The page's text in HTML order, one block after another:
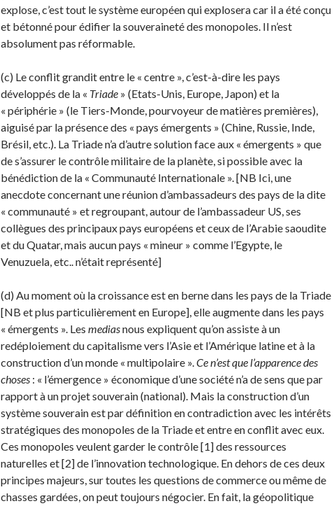
explose, c’est tout le système européen qui explosera car il a été conçu
et bétonné pour édifier la souveraineté des monopoles. Il n’est
absolument pas réformable.
(c) Le conflit grandit entre le « centre », c’est-à-dire les pays
développés de la « Triade » (Etats-Unis, Europe, Japon) et la
« périphérie » (le Tiers-Monde, pourvoyeur de matières premiè­res),
aiguisé par la présence des « pays émergents » (Chine, Russie, Inde,
Brésil, etc.). La Triade n’a d’autre solution face aux « émergents » que
de s’assurer le contrôle militaire de la planète, si possible avec la
bénédiction de la « Communauté Internationale ». [NB Ici, une
anecdote concer­nant une réunion d’ambassadeurs des pays de la dite
« communauté » et regroupant, autour de l’am­bassadeur US, ses
collègues des principaux pays européens et ceux de l’Arabie saoudite
et du Quatar, mais aucun pays « mineur » comme l’Egypte, le
Venuzuela, etc.. n’était représenté]
(d) Au moment où la croissance est en berne dans les pays de la Triade
[NB et plus parti­culièrement en Europe], elle augmente dans les pays
« émergents ». Les mediasnous expliquent qu’on assiste à un
redéploiement du capitalisme vers l’Asie et l’Amérique latine et à la
construc­tion d’un monde « multipolaire ».Ce n’est que l’apparence des
choses : « l’émergence » économique d’une société n’a de sens que par
rapport à un projet souverain (national). Mais la construction d’un
système souverain est par définition en contradiction avec les intérêts
stratégiques des mono­poles de la Triade et entre en conflit avec eux.
Ces monopoles veulent garder le contrôle [1] des ressources
naturelles et [2] de l’innovation technologique. En dehors de ces deux
principes majeurs, sur toutes les questions de commerce ou même de
chasses gardées, on peut toujours négocier. En fait, la géopolitique